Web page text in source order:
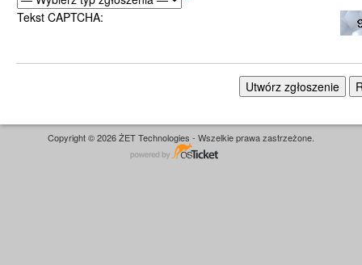
Tekst CAPTCHA:
Copyright © 2026 ŻET Technologies - Wszelkie prawa zastrzeżone.